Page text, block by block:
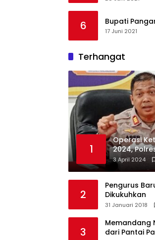
6 Bupati
17 Juni 2021
Terhangat
1
Operasi
2024,
Dirikan 12
3 April 2024
2
Pengurus
Dikukuhkan
31 Januari 2018
3
Memandang
dari Pantai